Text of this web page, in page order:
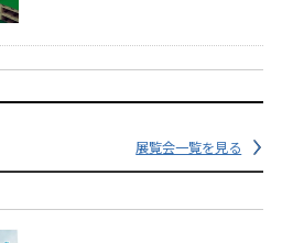
展覧会一覧を見る